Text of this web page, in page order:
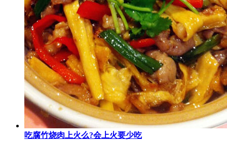
吃腐竹烧肉上火么?会上火要少吃